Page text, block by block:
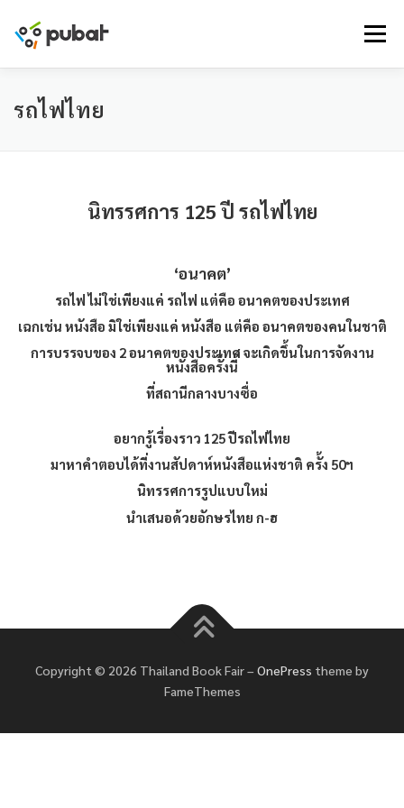
content
Menu
รถไฟไทย
นิทรรศการ 125 ปี รถไฟไทย
‘อนาคต’
รถไฟ ไม่ใช่เพียงแค่ รถไฟ แต่คือ อนาคตของประเทศ
เฉกเช่น หนังสือ มิใช่เพียงแค่ หนังสือ แต่คือ อนาคตของคนในชาติ
การบรรจบของ 2 อนาคตของประเทศ จะเกิดขึ้นในการจัดงาน
หนังสือครั้งนี้
ที่สถานีกลางบางซื่อ
อยากรู้เรื่องราว 125 ปีรถไฟไทย
มาหาคำตอบได้ที่งานสัปดาห์หนังสือแห่งชาติ ครั้ง 50ฯ
นิทรรศการรูปแบบใหม่
นำเสนอด้วยอักษรไทย ก-ฮ
Copyright © 2026 Thailand Book Fair– OnePress theme by
FameThemes